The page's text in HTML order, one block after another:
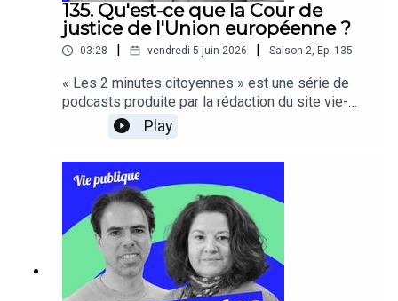
135. Qu'est-ce que la Cour de
justice de l'Union européenne ?
03:28 vendredi 5 juin 2026 Saison 2, Ep. 135
« Les 2 minutes citoyennes » est une série de
podcasts produite par la rédaction du site vie-
publique.fr, ces capsules audios pédagogiques
s’adressent à tous les citoyens.
Play